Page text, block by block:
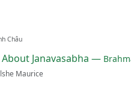
Châu
About Janavasabha —
Maurice